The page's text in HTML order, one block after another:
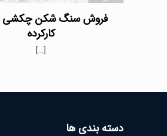
کارکرده
[…]
دسته بندی ها